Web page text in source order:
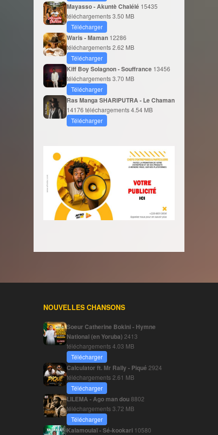
Mayasso - Akuntè Chalélé 15435
téléchargements3.50 MB
Télécharger
Waris - Maman 12286
téléchargements2.62 MB
Télécharger
Kiff Boy Solagnon - Souffrance 13456
téléchargements3.70 MB
Télécharger
Ras Manga SHARIPUTRA - Le Chaman
14176 téléchargements4.54 MB
Télécharger
NOUVELLES CHANSONS
Soeur Catherine Bokini - Hymne
National (en Yoruba) 2413
téléchargements4.03 MB
Télécharger
Calculator ft. Mr Rally - Piqué 2924
téléchargements 2.61 MB
Télécharger
LILEMA - Ago man dou8802
téléchargements3.72 MB
Télécharger
Kalamoulaï - Sé-kookari 10580